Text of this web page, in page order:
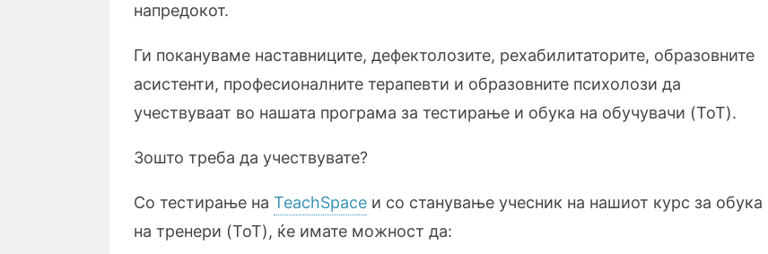
напредокот.
Ги покануваме наставниците, дефектолозите, рехабилитаторите, образовните
асистенти, професионалните терапевти и образовните психолози да
учествуваат во нашата програма за тестирање и обука на обучувачи (ToT).
Зошто треба да учествувате?
Со тестирање на TeachSpace и со станување учесник на нашиот курс за обука
на тренери (ToT), ќе имате можност да: